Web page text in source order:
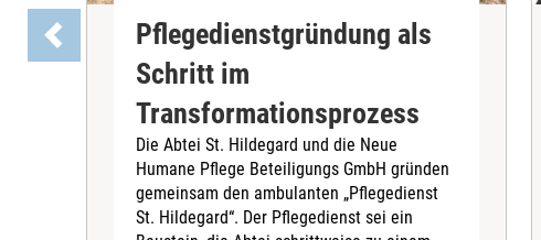
Pflegedienstgründung als
Schritt im
Transformationsprozess
Die Abtei St. Hildegard und die Neue
Humane Pflege Beteiligungs GmbH gründen
gemeinsam den ambulanten „Pflegedienst
St. Hildegard“. Der Pflegedienst sei ein